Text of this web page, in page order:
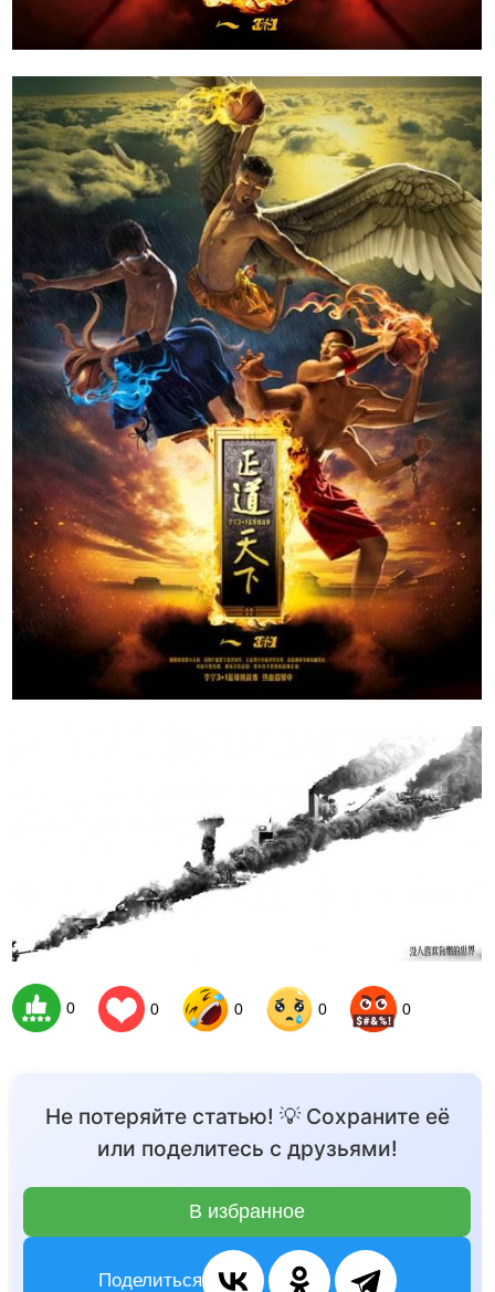
0 0 0 0 0
Не потеряйте статью! 💡 Сохраните её
или поделитесь с друзьями!
В избранное
Поделиться